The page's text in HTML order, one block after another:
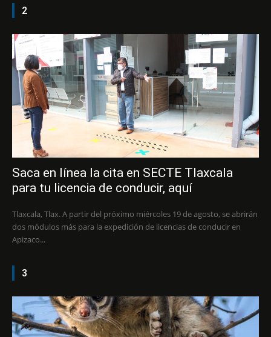
2
Saca en línea la cita en SECTE Tlaxcala
para tu licencia de conducir, aquí
Tlaxcala, Tlax. A partir del próximo miércoles 19 de agosto, se abrirán
dos módulos más para la expedición de licencias de conducir en
Apizaco...
3